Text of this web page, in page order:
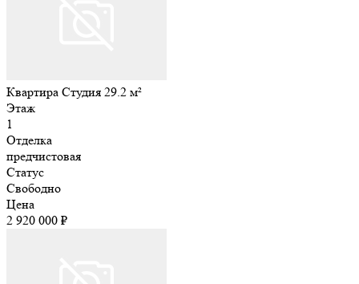
Квартира Студия 29.2 м²
Этаж
1
Отделка
предчистовая
Статус
Свободно
Цена
2 920 000 ₽